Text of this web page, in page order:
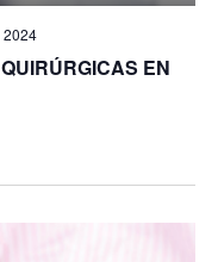
2024
EN